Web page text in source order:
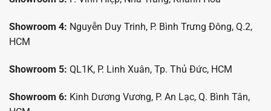
Showroom 4: Nguyễn Duy Trinh, P. Bình Trưng Đông, Q.2,
HCM
Showroom 5: QL1K, P. Linh Xuân, Tp. Thủ Đức, HCM
Showroom 6: Kinh Dương Vương, P. An Lạc, Q. Bình Tân,